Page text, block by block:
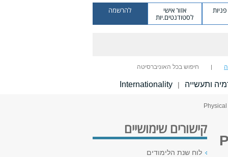
אזור אישי
לסטודנטים.יות
להרשמה
חיפוש בכל האוניברסיטה
ותעשייה |
Internationality
קישורים שימושיים
לוח שנת הלימודים